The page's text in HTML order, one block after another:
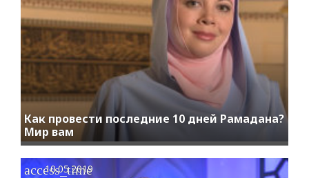
Как провести последние 10 дней Рамадана?
Мир вам
access_time
10.05.2019